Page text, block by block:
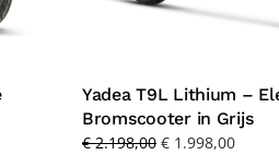
Yadea T9L Lithium –
Bromscooter in Grijs
€2.198,00 Oorspronkelijke
€ 1.998,00